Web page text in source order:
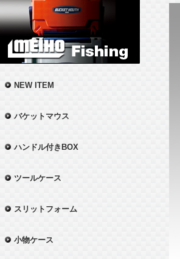
NEW ITEM
バケットマウス
ハンドル付きBOX
ツールケース
スリットフォーム
小物ケース